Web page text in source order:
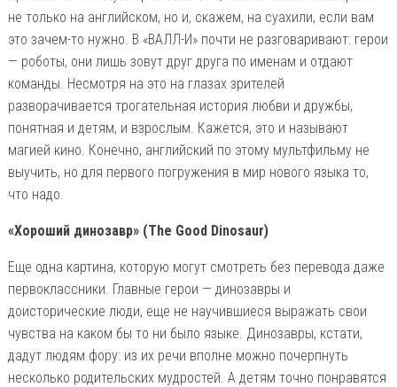
не только на английском, но и, скажем, на суахили, если вам
это зачем-то нужно. В «ВАЛЛ-И» почти не разговаривают: герои
— роботы, они лишь зовут друг друга по именам и отдают
команды. Несмотря на это на глазах зрителей
разворачивается трогательная история любви и дружбы,
понятная и детям, и взрослым. Кажется, это и называют
магией кино. Конечно, английский по этому мультфильму не
выучить, но для первого погружения в мир нового языка то,
что надо.
«Хороший динозавр» (The Good Dinosaur)
Еще одна картина, которую могут смотреть без перевода даже
первоклассники. Главные герои — динозавры и
доисторические люди, еще не научившиеся выражать свои
чувства на каком бы то ни было языке. Динозавры, кстати,
дадут людям фору: из их речи вполне можно почерпнуть
несколько родительских мудростей. А детям точно понравятся